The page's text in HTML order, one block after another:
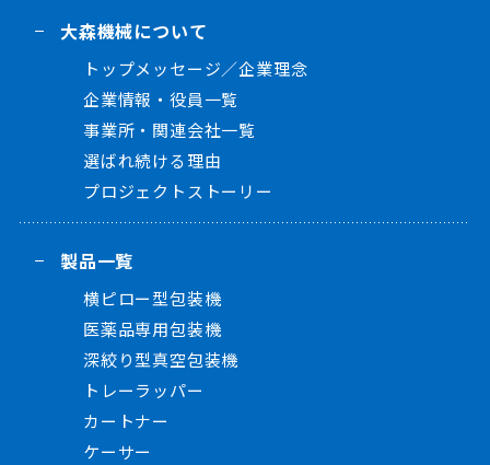
大森機械について
トップメッセージ／企業理念
企業情報・役員一覧
事業所・関連会社一覧
選ばれ続ける理由
プロジェクトストーリー
製品一覧
横ピロー型包装機
医薬品専用包装機
深絞り型真空包装機
トレーラッパー
カートナー
ケーサー